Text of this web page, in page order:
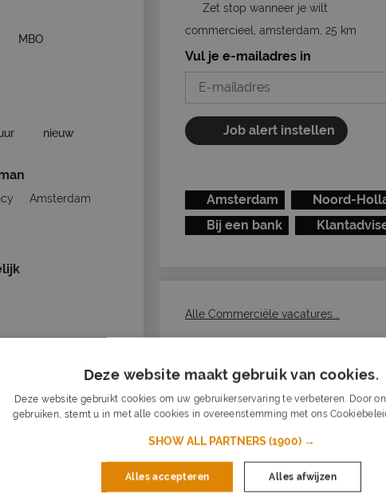
MBO
nieuw
Amsterdam
Volgende >
Commercieel
Zet stop wanneer je wilt
commercieel, amsterdam, 25 km
Vul je e-mailadres in
Job alert instellen
Amsterdam Noord-
Bij een bank
Alle Commerciële vacatures...
Deze website maakt gebruik van cookies.
Deze website gebruikt cookies om uw gebruikerservaring te verbeteren. Door
gebruiken, stemt u in met alle cookies in overeenstemming met ons
SHOW ALL PARTNERS (1900) →
Alles accepteren Alles afwijzen